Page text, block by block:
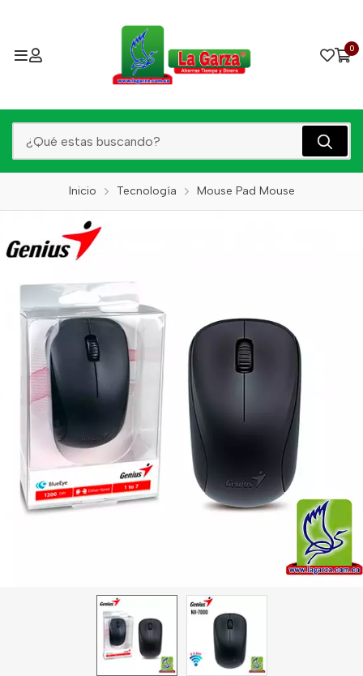
0
Inicio Tecnología Mouse Pad Mouse